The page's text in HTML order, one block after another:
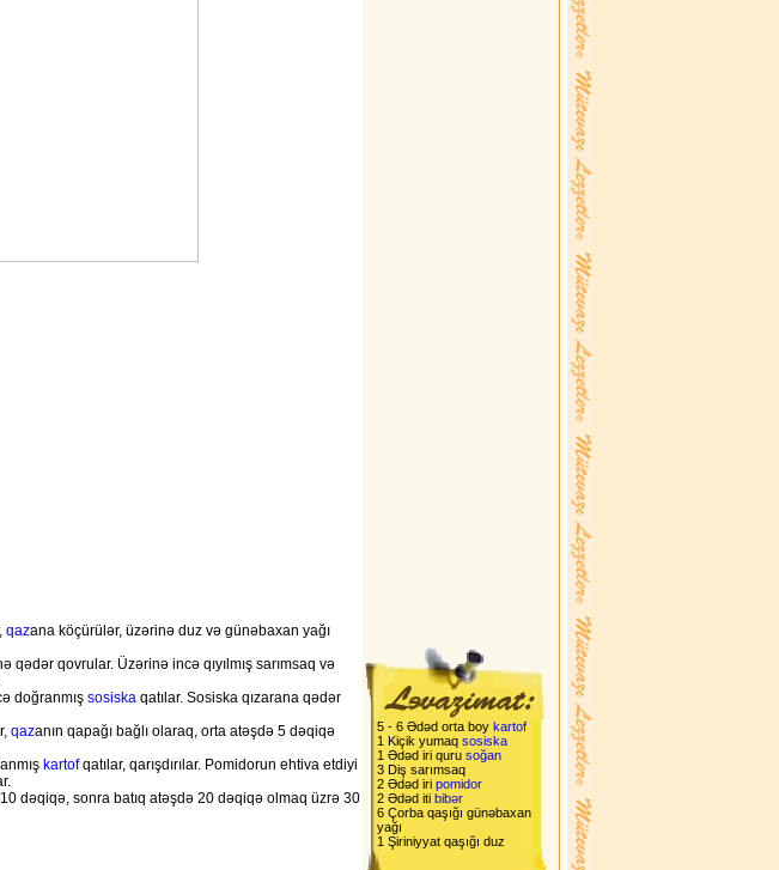
qazana köçürülər, üzərinə duz və günəbaxan yağı
qədər qovrular. Üzərinə incə qıyılmış sarımsaq və
doğranmış sosiska qatılar. Sosiska qızarana qədər
qazanın qapağı bağlı olaraq, orta atəşdə 5 dəqiqə
kartofqatılar, qarışdırılar. Pomidorun ehtiva etdiyi
dəqiqə, sonra batıq atəşdə 20 dəqiqə olmaq üzrə 30
5 - 6 Ədəd orta boy kartof
1 Kiçik yumaq sosiska
1 Ədəd iri quru soğan
3 Diş sarımsaq
2 Ədəd iri pomidor
2 Ədəd iti bibər
6 Çorba qaşığı günəbaxan
yağı
1 Şiriniyyat qaşığı duz